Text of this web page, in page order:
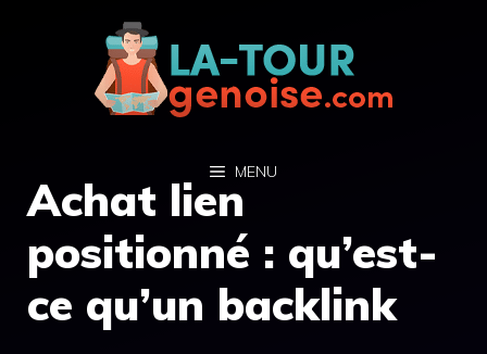
MENU
Achat lien
positionné : qu’est-
ce qu’un backlink